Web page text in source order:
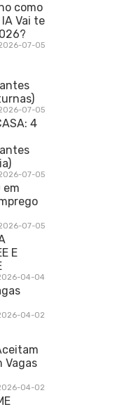
como
Vai te
07-05
07-05
4
07-05
em
07-05
E
04-04
04-02
Vagas
04-02